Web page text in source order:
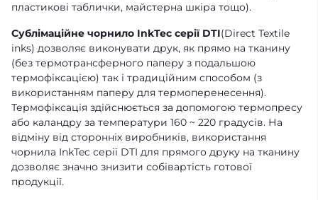
пластикові таблички, майстерна шкіра тощо).
Сублімаційне чорнило InkTec серії DTI(Direct Textile
inks) дозволяє виконувати друк, як прямо на тканину
(без термотрансферного паперу з подальшою
термофіксацією) так і традиційним способом (з
використанням паперу для термоперенесення).
Термофіксація здійснюється за допомогою термопресу
або каландру за температури 160 ~ 220 градусів. На
відміну від сторонніх виробників, використання
чорнила InkTec серії DTI для прямого друку на тканину
дозволяє значно знизити собівартість готової
продукції.